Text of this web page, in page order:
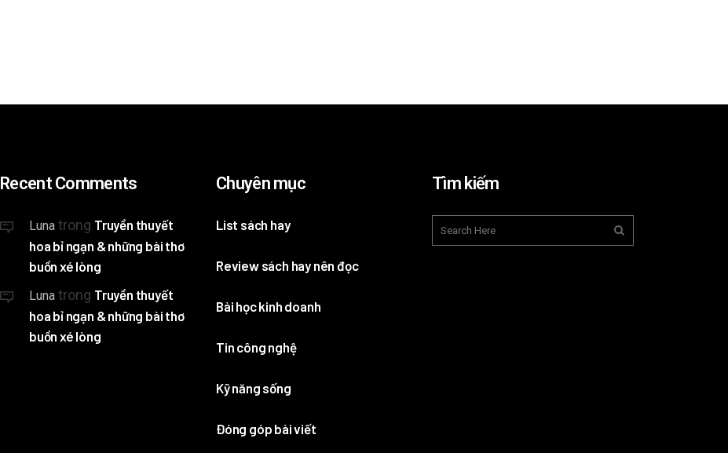
Recent Comments
Luna trong Truyền thuyết
hoa bỉ ngạn & những bài thơ
buồn xé lòng
Luna trong Truyền thuyết
hoa bỉ ngạn & những bài thơ
buồn xé lòng
Chuyên mục
List sách hay
Review sách hay nên đọc
Bài học kinh doanh
Tin công nghệ
Kỹ năng sống
Đóng góp bài viết
Tìm kiếm